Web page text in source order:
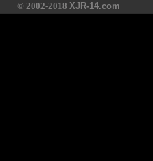
© 2002-2018 XJR-14.com